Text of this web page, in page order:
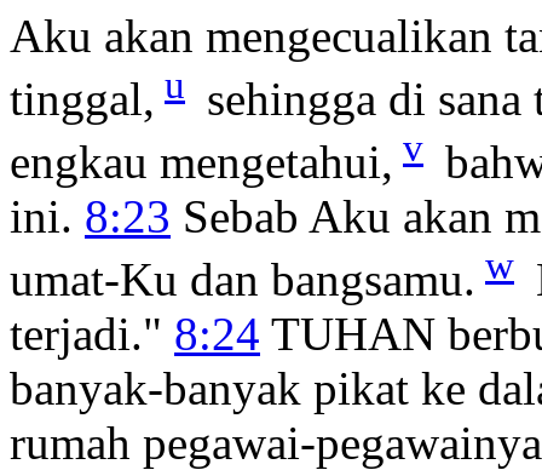
Aku akan mengecualikan
tinggal, u
sehingga di
engkau mengetahui, v
ini. 8:23 Sebab Aku akan
umat-Ku dan bangsamu. w
terjadi." 8:24 TUHAN
banyak-banyak pikat ke
rumah pegawai-